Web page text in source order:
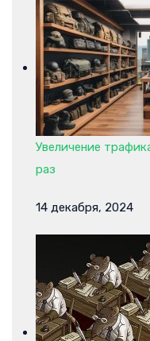
Увеличение
раз
14 декабря, 2024